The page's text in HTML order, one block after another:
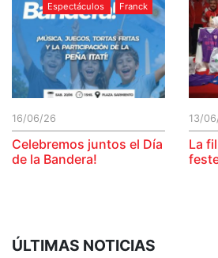
Espectáculos Franck
16/06/26
Celebremos juntos el Día
de la Bandera!
13/
La
ÚLTIMAS NOTICIAS